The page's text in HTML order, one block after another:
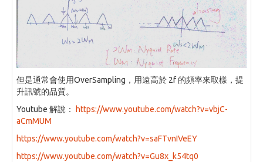
但是通常會使用OverSampling，用遠高於 2f 的頻率來取樣，提
升訊號的品質。
Youtube 解說： https://www.youtube.com/watch?v=vbjC-
aCmMUM
https://www.youtube.com/watch?v=saFTvnIVeEY
https://www.youtube.com/watch?v=Gu8x_k54tq0